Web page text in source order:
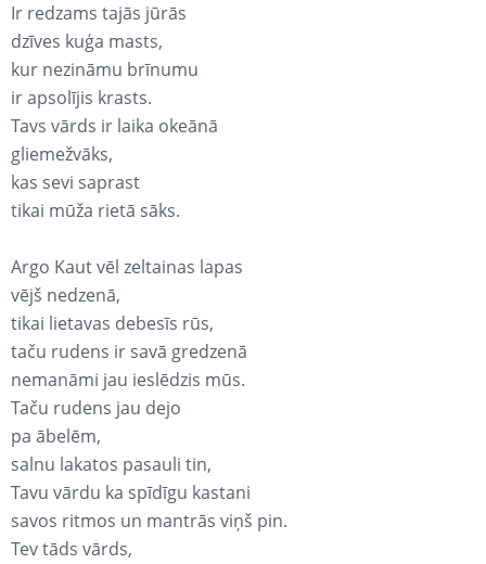
Ir redzams tajās jūrās
dzīves kuģa masts,
kur nezināmu brīnumu
ir apsolījis krasts.
Tavs vārds ir laika okeānā
gliemežvāks,
kas sevi saprast
tikai mūža rietā sāks.
Argo Kaut vēl zeltainas lapas
vējš nedzenā,
tikai lietavas debesīs rūs,
taču rudens ir savā gredzenā
nemanāmi jau ieslēdzis mūs.
Taču rudens jau dejo
pa ābelēm,
salnu lakatos pasauli tin,
Tavu vārdu ka spīdīgu kastani
savos ritmos un mantrās viņš pin.
Tev tāds vārds,